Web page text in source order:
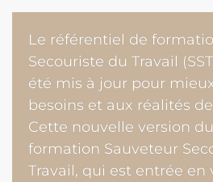
Le référentiel de
Secouriste du Travail
été mis à jour pour
besoins et aux réalités
Cette nouvelle version
formation Sauveteur
Travail, qui est entrée en